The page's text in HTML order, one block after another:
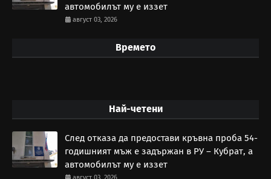
автомобилът му е иззет
август 03, 2026
Времето
Най-четени
След отказа да предостави кръвна проба 54-
годишният мъж е задържан в РУ – Кубрат, а
автомобилът му е иззет